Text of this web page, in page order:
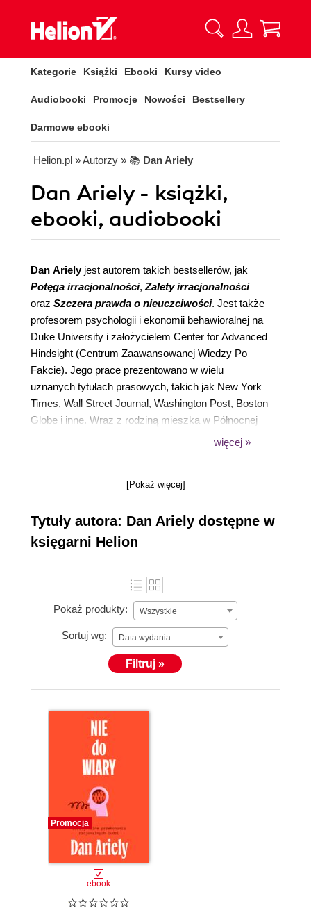
Kategorie Książki Ebooki Kursy video
Audiobooki Promocje Nowości Bestsellery
Darmowe ebooki
Helion.pl » Autorzy » 📚 Dan Ariely
Dan Ariely - książki,
ebooki, audiobooki
Dan Arielyjest autorem takich bestsellerów, jak
Potęga irracjonalności, Zalety irracjonalności
oraz Szczera prawda o nieuczciwości. Jest także
profesorem psychologii i ekonomii behawioralnej na
Duke University i założycielem Center for Advanced
Hindsight (Centrum Zaawansowanej Wiedzy Po
Fakcie). Jego prace prezentowano w wielu
uznanych tytułach prasowych, takich jak New York
Times, Wall Street Journal, Washington Post, Boston
Globe i inne. Wraz z rodziną mieszka w Północnej
więcej »
[Pokaż więcej]
Tytuły autora: Dan Ariely dostępne w
księgarni Helion
Pokaż produkty: Wszystkie
Sortuj wg: Data wydania
Filtruj »
Promocja
ebook